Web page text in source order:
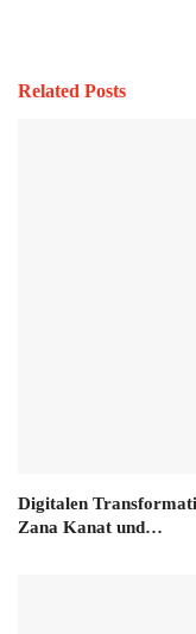
Related Posts
Digitalen
Zana Kanat und…